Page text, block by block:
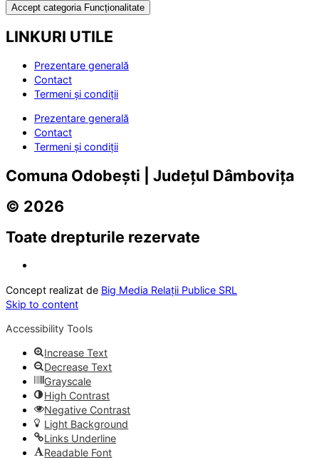
Accept categoria Funcționalitate
LINKURI UTILE
Prezentare generală
Contact
Termeni și condiții
Prezentare generală
Contact
Termeni și condiții
Comuna Odobești | Județul Dâmbovița
© 2026
Toate drepturile rezervate
Concept realizat de Big Media Relații Publice SRL
Skip to content
Accessibility Tools
Increase Text
Decrease Text
Grayscale
High Contrast
Negative Contrast
Light Background
Links Underline
Readable Font